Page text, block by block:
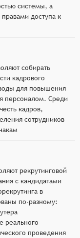
системы, а
доступа к
собирать
кадрового
для повышения
персоналом. Среди
кадров,
сотрудников
рекрутинговой
с кандидатами
в
по-разному:
реального
проведения